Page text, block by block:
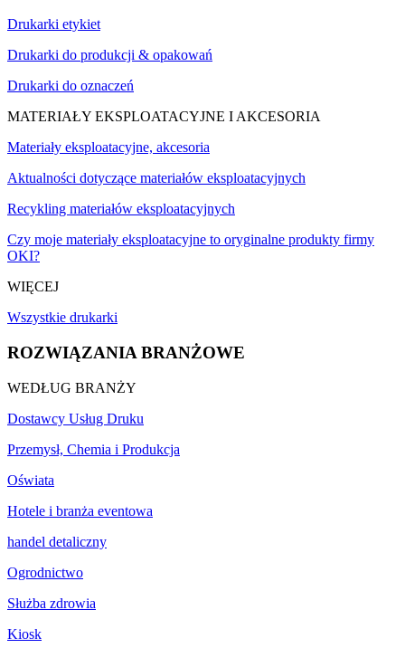
Drukarki etykiet
Drukarki do produkcji & opakowań
Drukarki do oznaczeń
MATERIAŁY EKSPLOATACYJNE I AKCESORIA
Materiały eksploatacyjne, akcesoria
Aktualności dotyczące materiałów eksploatacyjnych
Recykling materiałów eksploatacyjnych
Czy moje materiały eksploatacyjne to oryginalne produkty firmy
OKI?
WIĘCEJ
Wszystkie drukarki
ROZWIĄZANIA BRANŻOWE
WEDŁUG BRANŻY
Dostawcy Usług Druku
Przemysł, Chemia i Produkcja
Oświata
Hotele i branża eventowa
handel detaliczny
Ogrodnictwo
Służba zdrowia
Kiosk